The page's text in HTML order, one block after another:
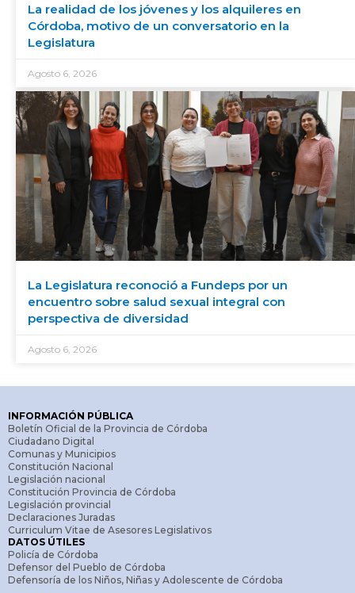
La realidad de los jóvenes y los alquileres en
Córdoba, motivo de un conversatorio en la
Legislatura
Agosto 6, 2026
La Legislatura reconoció a Fundeps por un
encuentro sobre salud sexual integral con
perspectiva de diversidad
Agosto 6, 2026
INFORMACIÓN PÚBLICA
Boletín Oficial de la Provincia de Córdoba
Ciudadano Digital
Comunas y Municipios
Constitución Nacional
Legislación nacional
Constitución Provincia de Córdoba
Legislación provincial
Declaraciones Juradas
Curriculum Vitae de Asesores Legislativos
DATOS ÚTILES
Policía de Córdoba
Defensor del Pueblo de Córdoba
Defensoría de los Niños, Niñas y Adolescente de Córdoba